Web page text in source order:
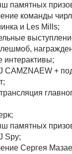
памятных
команды
и Les Mills;
интерактивы;
CAMZNAEW +
памятных
Spy;
Сергея